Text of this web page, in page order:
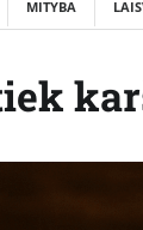
MITYBA